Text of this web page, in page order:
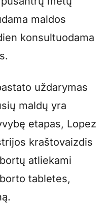
maldos
konsultuodama
uždarymas
maldų yra
etapas, Lopez
kraštovaizdis
atliekami
tabletes,